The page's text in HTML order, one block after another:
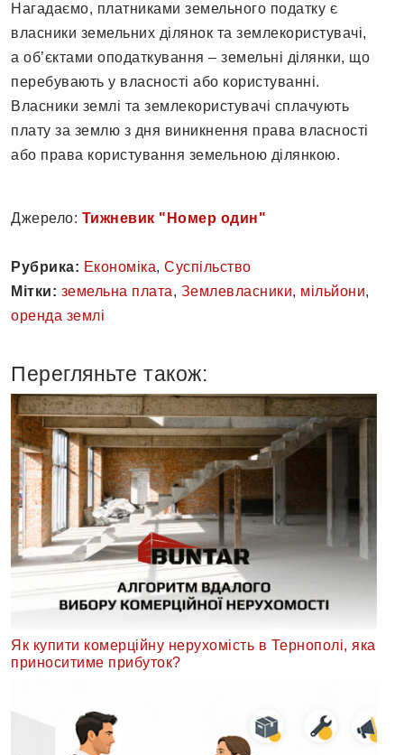
Нагадаємо, платниками земельного податку є
власники земельних ділянок та землекористувачі,
а об’єктами оподаткування – земельні ділянки, що
перебувають у власності або користуванні.
Власники землі та землекористувачі сплачують
плату за землю з дня виникнення права власності
або права користування земельною ділянкою.
Джерело: Тижневик "Номер один"
Рубрика: Економіка, Суспільство
Мітки: земельна плата, Землевласники, мільйони,
оренда землі
Перегляньте також:
Як купити комерційну нерухомість в Тернополі, яка
приноситиме прибуток?